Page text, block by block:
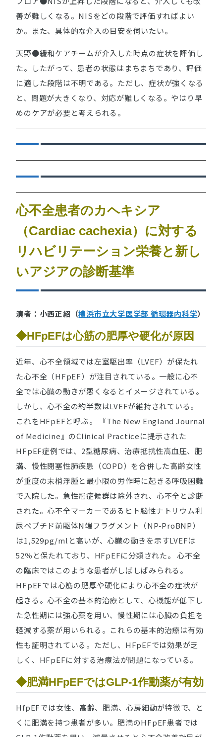
善が難しくなる。NISをどの段階で評価すればよい
か。また、具体的な介入の目安を伺いたい。
天野●緩和ケアチームが介入した時点の症状を評価し
た。したがって、患者の状態はまちまちであり、評価
に適した段階は不明である。ただし、症状が強くなる
と、問題が大きくなり、対応が難しくなる。やはり早
めのケアが必要と考えられる。
心不全患者のカヘキシア
（Cardiac cachexia）に対する
リハビリテーション栄養と新し
いアジアの診断基準
演者：小西正紹（横浜市立大学医学部 循環器内科学）
◆HFpEFは心筋の肥厚や硬化が原因
近年、心不全領域では左室駆出率（LVEF）が保たれ
た心不全（HFpEF）が注目されている。一般に心不
全では心臓の動きが悪くなるとイメージされている。
しかし、心不全の約半数はLVEFが維持されている。
これをHFpEFと呼ぶ。 『The New England Journal
of Medicine』のClinical Practiceに提示された
HFpEF症例では、2型糖尿病、治療抵抗性高血圧、肥
満、慢性閉塞性肺疾患（COPD）を合併した高齢女性
が重度の末梢浮腫と最小限の労作時に起きる呼吸困難
で入院した。急性冠症候群は除外され、心不全と診断
された。心不全マーカーであるヒト脳性ナトリウム利
尿ペプチド前駆体N端フラグメント（NP-ProBNP）
は1,529pg/mlと高いが、心臓の動きを示すLVEFは
52％と保たれており、HFpEFに分類された。 心不全
の臨床ではこのような患者がしばしばみられる。
HFpEFでは心筋の肥厚や硬化により心不全の症状が
起きる。心不全の基本的治療として、心機能が低下し
た急性期には強心薬を用い、慢性期には心臓の負担を
軽減する薬が用いられる。これらの基本的治療は有効
性も証明されている。ただし、HFpEFでは効果が乏
しく、HFpEFに対する治療法が問題になっている。
◆肥満HFpEFではGLP-1作動薬が有効
HfpEFでは女性、高齢、肥満、心房細動が特徴で、と
くに肥満を持つ患者が多い。肥満のHFpEF患者では